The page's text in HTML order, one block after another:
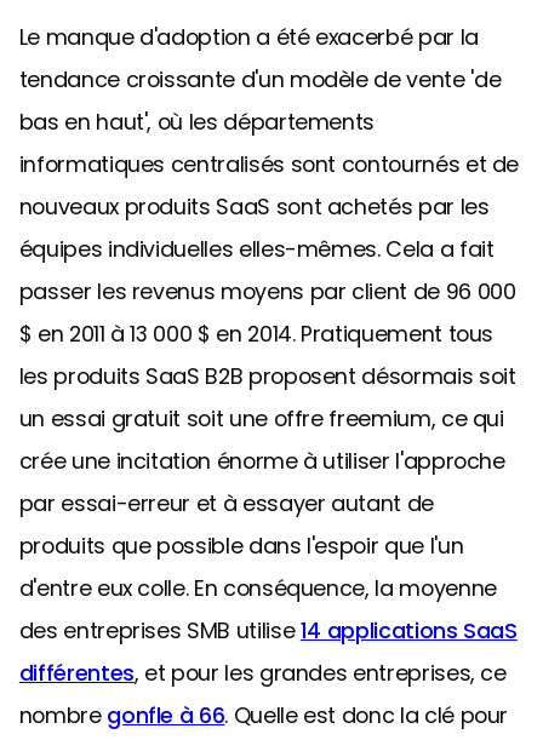
Le manque d'adoption a été exacerbé par la
tendance croissante d'un modèle de vente 'de
bas en haut', où les départements
informatiques centralisés sont contournés et de
nouveaux produits SaaS sont achetés par les
équipes individuelles elles-mêmes. Cela a fait
passer les revenus moyens par client de 96 000
$ en 2011 à 13 000 $ en 2014. Pratiquement tous
les produits SaaS B2B proposent désormais soit
un essai gratuit soit une offre freemium, ce qui
crée une incitation énorme à utiliser l'approche
par essai-erreur et à essayer autant de
produits que possible dans l'espoir que l'un
d'entre eux colle. En conséquence, la moyenne
des entreprises SMB utilise14 applications SaaS
différentes, et pour les grandes entreprises, ce
nombre gonfle à 66. Quelle est donc la clé pour